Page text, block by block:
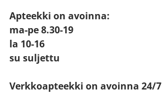
Apteekki on avoinna:
ma-pe 8.30-19
la 10-16
su suljettu
Verkkoapteekki on avoinna 24/7